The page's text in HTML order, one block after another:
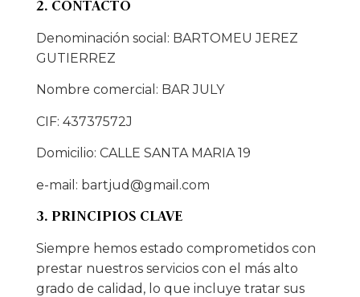
2. CONTACTO
Denominación social: BARTOMEU JEREZ
GUTIERREZ
Nombre comercial: BAR JULY
CIF: 43737572J
Domicilio: CALLE SANTA MARIA 19
e-mail: bartjud@gmail.com
3. PRINCIPIOS CLAVE
Siempre hemos estado comprometidos con
prestar nuestros servicios con el más alto
grado de calidad, lo que incluye tratar sus